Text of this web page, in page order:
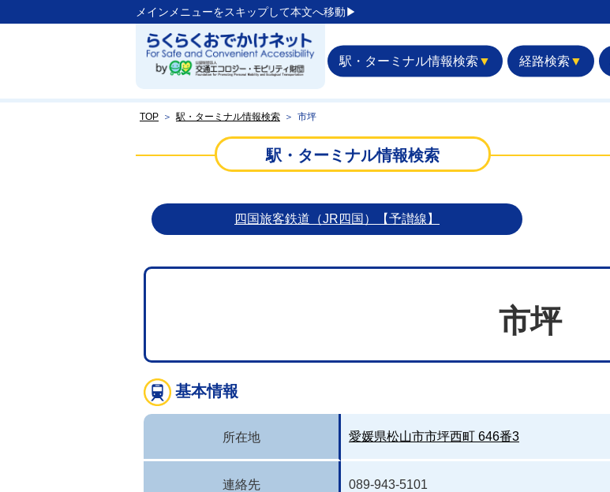
メインメニューをスキップして本文へ移動▶︎
駅・ターミナル情報検索 ▼ 経路検索 ▼
TOP ＞ 駅・ターミナル情報検索 ＞ 市坪
駅・ターミナル情報検索
四国旅客鉄道（JR四国）【予讃線】
市坪
基本情報
所在地 愛媛県松山市市坪西町 646番3
連絡先 089-943-5101